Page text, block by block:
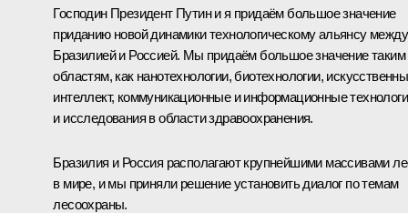
Господин Президент Путин и я придаём большое значение
приданию новой динамики технологическому альянсу между
Бразилией и Россией. Мы придаём большое значение таким
областям, как нанотехнологии, биотехнологии,
интеллект, коммуникационные и информационные
и исследования в области здравоохранения.
Бразилия и Россия располагают крупнейшими массивами
в мире, и мы приняли решение установить диалог по темам
лесоохраны.